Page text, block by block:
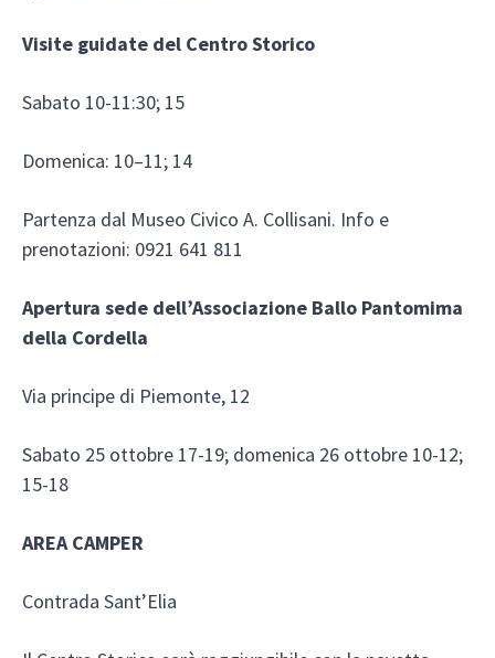
Visite guidate del Centro Storico
Sabato 10-11:30; 15
Domenica: 10–11; 14
Partenza dal Museo Civico A. Collisani. Info e
prenotazioni: 0921 641 811
Apertura sede dell’Associazione Ballo Pantomima
della Cordella
Via principe di Piemonte, 12
Sabato 25 ottobre 17-19; domenica 26 ottobre 10-12;
15-18
AREA CAMPER
Contrada Sant’Elia